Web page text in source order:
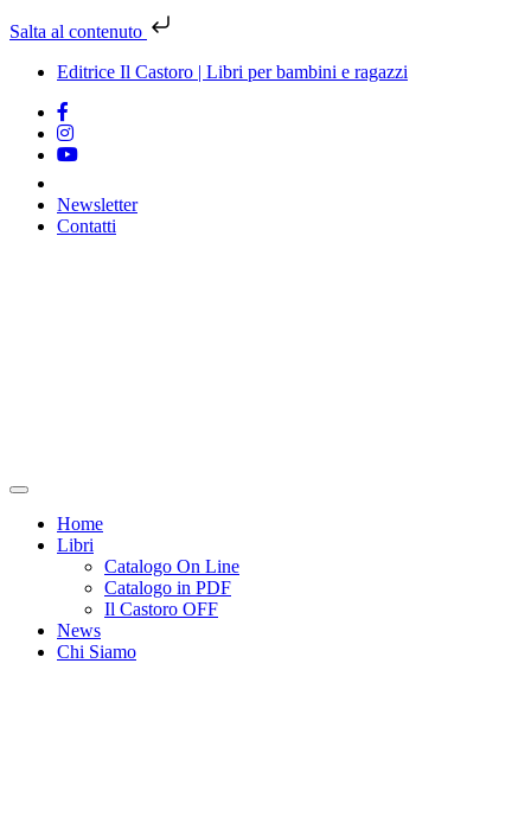
Salta al contenuto
Editrice Il Castoro | Libri per bambini e ragazzi
Newsletter
Contatti
Home
Libri
Catalogo On Line
Catalogo in PDF
Il Castoro OFF
News
Chi Siamo